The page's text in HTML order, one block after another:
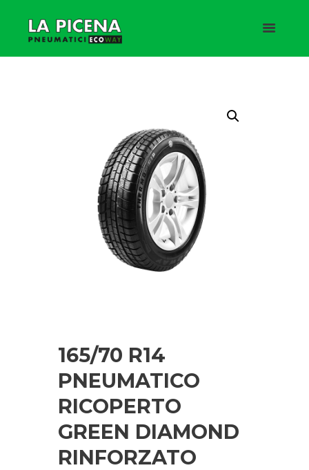
165/70 R14
PNEUMATICO
RICOPERTO
GREEN DIAMOND
RINFORZATO